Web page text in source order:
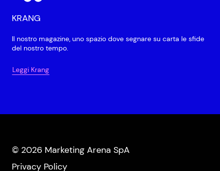
KRANG
Il nostro magazine, uno spazio dove segnare su carta le sfide
del nostro tempo.
Leggi Krang
© 2026 Marketing Arena SpA
Privacy Policy